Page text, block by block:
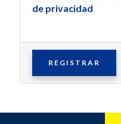
de privacidad
REGISTRAR